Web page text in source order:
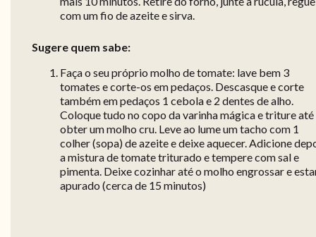
com um fio de azeite e sirva.
Sugere quem sabe:
Faça o seu próprio molho de tomate: lave bem 3
tomates e corte-os em pedaços. Descasque e corte
também em pedaços 1 cebola e 2 dentes de alho.
Coloque tudo no copo da varinha mágica e triture até
obter um molho cru. Leve ao lume um tacho com 1
colher (sopa) de azeite e deixe aquecer. Adicione
a mistura de tomate triturado e tempere com sal e
pimenta. Deixe cozinhar até o molho engrossar e
apurado (cerca de 15 minutos)